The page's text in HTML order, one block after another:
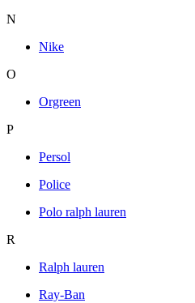
N
Nike
O
Orgreen
P
Persol
Police
Polo ralph lauren
R
Ralph lauren
Ray-Ban